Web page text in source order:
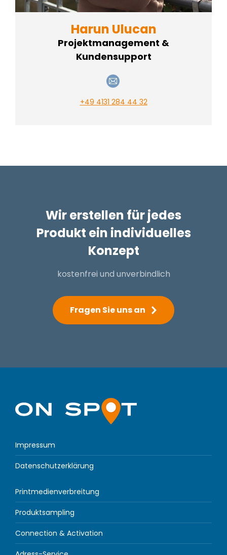
Harun Ulucan
Projektmanagement &
Kundensupport
+49 4131 284 44 32
E-
mail
Wir erstellen für jedes
Produkt ein individuelles
Konzept
kostenfrei und unverbindlich
Fragen Sie uns an
Impressum
Datenschutzerklärung
Printmedienverbreitung
Produktsampling
Connection & Activation